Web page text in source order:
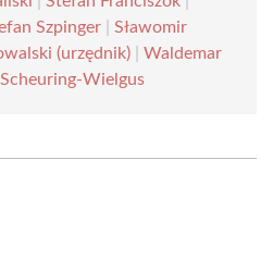
Szpinger
Sławomir
(urzędnik)
Waldemar
Wielgus